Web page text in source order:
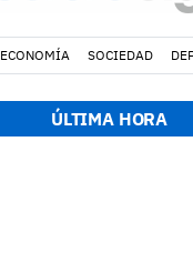
ECONOMÍA SOCIEDAD
ÚLTIMA HORA